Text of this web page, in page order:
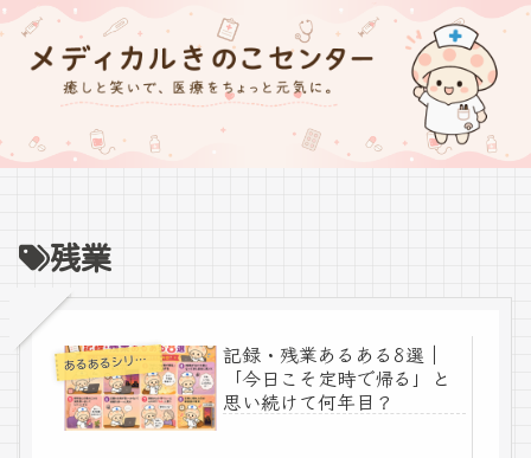
残業
あ
るあるシリーズ
記録・残業あるある8選｜
「今日こそ定時で帰る」と
思い続けて何年目？